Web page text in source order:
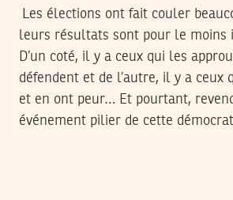
Les élections ont fait couler
leurs résultats sont pour le moins
D’un coté, il y a ceux qui les
défendent et de l’autre, il y a ceux
et en ont peur… Et pourtant,
événement pilier de cette